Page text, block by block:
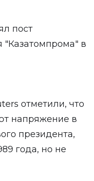
пост
"Казатомпрома" в
отметили, что
напряжение в
президента,
года, но не